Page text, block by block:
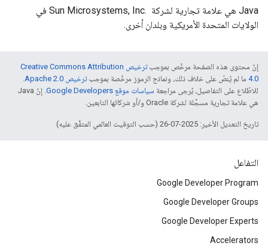
‫Java هي علامة تجارية لشركة Sun Microsystems, Inc. ‎ في
الولايات المتحدة الأمريكية وبلدان أخرى.
إنّ محتوى هذه الصفحة مرخّص بموجب
ترخيص Creative Commons Attribution
4.0‏ ما لم يُنصّ على خلاف ذلك، ونماذج الرموز مرخّصة بموجبترخيص Apache 2.0‏
.
للاطّلاع على التفاصيل، يُرجى مراجعة سياسات موقع Google Developers‏
. إنّ Java
هي علامة تجارية مسجَّلة لشركة Oracle و/أو شركائها التابعين.
تاريخ التعديل الأخير: 2025-07-26 (حسب التوقيت العالمي المتفَّق عليه)
التفاعل
Google Developer Program
Google Developer Groups
Google Developer Experts
Accelerators